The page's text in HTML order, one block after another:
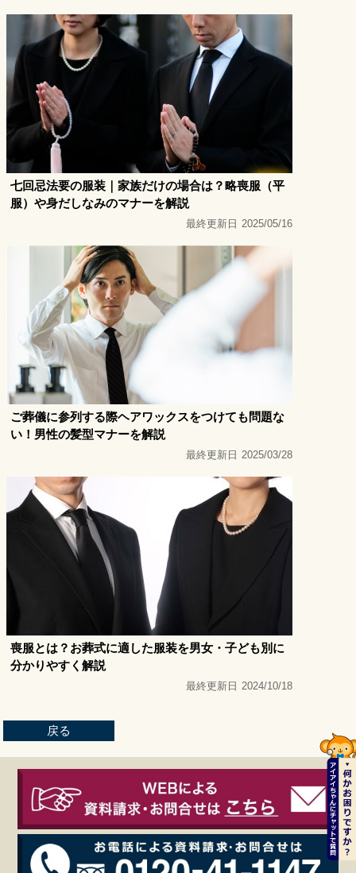
七回忌法要の服装｜家族だけの場合は？略喪服（平
服）や身だしなみのマナーを解説
最終更新日 2025/05/16
ご葬儀に参列する際ヘアワックスをつけても問題な
い！男性の髪型マナーを解説
最終更新日 2025/03/28
喪服とは？お葬式に適した服装を男女・子ども別に
分かりやすく解説
最終更新日 2024/10/18
戻る